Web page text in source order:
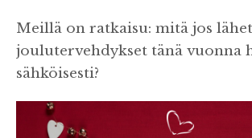
Meillä on ratkaisu: mitä jos
joulutervehdykset tänä vuonna
sähköisesti?